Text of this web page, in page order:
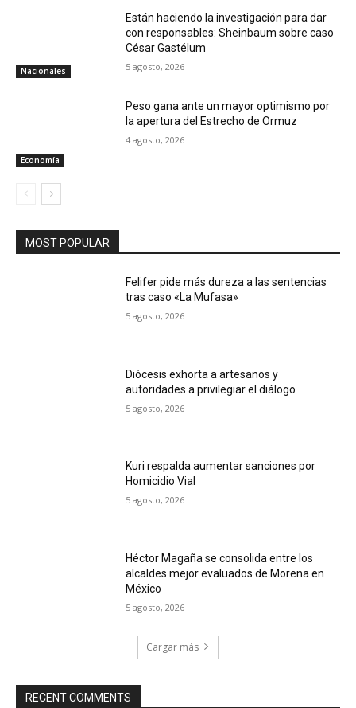
Nacionales
Están haciendo la investigación para dar
con responsables: Sheinbaum sobre caso
César Gastélum
5 agosto, 2026
Economía
Peso gana ante un mayor optimismo por
la apertura del Estrecho de Ormuz
4 agosto, 2026
MOST POPULAR
Felifer pide más dureza a las sentencias
tras caso «La Mufasa»
5 agosto, 2026
Diócesis exhorta a artesanos y
autoridades a privilegiar el diálogo
5 agosto, 2026
Kuri respalda aumentar sanciones por
Homicidio Vial
5 agosto, 2026
Héctor Magaña se consolida entre los
alcaldes mejor evaluados de Morena en
México
5 agosto, 2026
Cargar más
RECENT COMMENTS